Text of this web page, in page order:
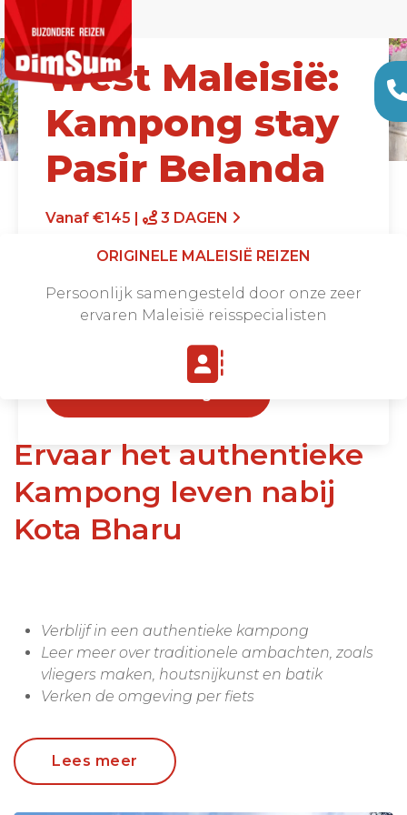
West Maleisië:
Kampong stay
Pasir Belanda
Vanaf €145 | 3 DAGEN
ORIGINELE MALEISIË REIZEN
Persoonlijk samengesteld door onze zeer
ervaren Maleisië reisspecialisten
Ervaar het authentieke
Kampong leven nabij
Kota Bharu
Verblijf in een authentieke kampong
Leer meer over traditionele ambachten, zoals
vliegers maken, houtsnijkunst en batik
Verken de omgeving per fiets
Ervaar het authentieke leven van de Kampong in
het
Pasir Belanda Resort
Lees meer